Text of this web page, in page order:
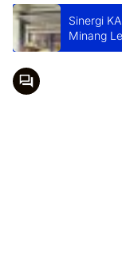
Sinergi
Minang